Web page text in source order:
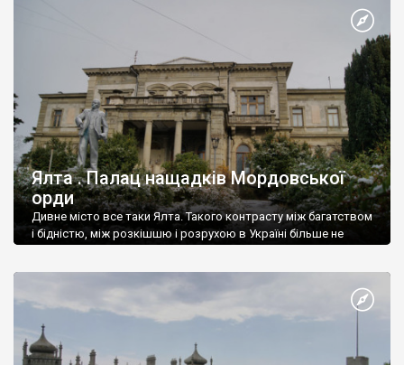
Ялта . Палац нащадків Мордовської
орди
Дивне місто все таки Ялта. Такого контрасту між багатством
і бідністю, між розкішшю і розрухою в Україні більше не